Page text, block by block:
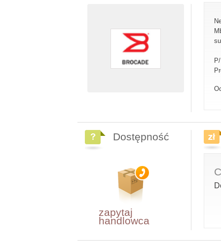
Dostępność
zapytaj
handlowca